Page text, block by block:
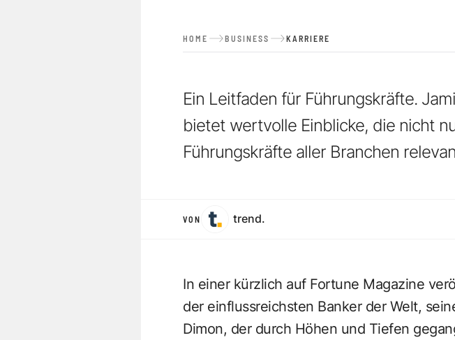
HOME BUSINESS KARRIERE
Ein Leitfaden für Führungskräfte.
bietet wertvolle Einblicke, die nicht
Führungskräfte aller Branchen
VON trend.
In einer kürzlich auf Fortune Magazine
der einflussreichsten Banker der Welt,
Dimon, der durch Höhen und Tiefen